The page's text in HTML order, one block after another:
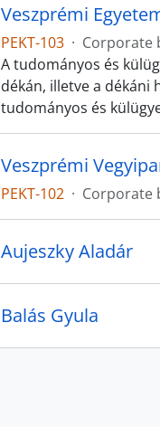
Veszprémi
PEKT-103 · Corporate
A tudományos és
dékán, illetve a
tudományos és
Veszprémi
PEKT-102 · Corporate
Aujeszky Aladár
Balás Gyula